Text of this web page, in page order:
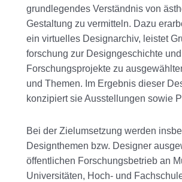
grund­legendes Verständnis von
Gestaltung zu vermitteln. Dazu
ein virtuelles Design­archiv, leistet
forschung zur Design­­geschichte
Forschungs­projekte zu
und Themen. Im Ergebnis dieser
konzipiert sie Ausstellungen sowie
Bei der Zielumsetzung werden
Design­themen bzw. Designer
öffentlichen Forschungs­betrieb an
Universitäten, Hoch- und